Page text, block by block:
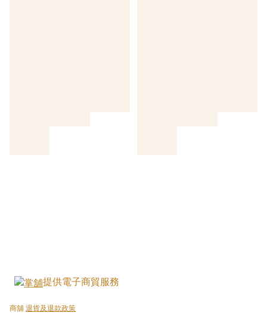
提供電子商貿服務
商舖 退貨及退款政策